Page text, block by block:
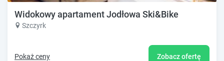
Widokowy apartament Jodłowa Ski&Bike
Szczyrk
Pokaż ceny Zobacz ofertę